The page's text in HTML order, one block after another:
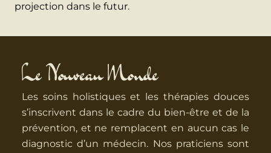
projection dans le futur.
Le Nouveau Monde
Les soins holistiques et les thérapies douces
s’inscrivent dans le cadre du bien-être et de la
prévention, et ne remplacent en aucun cas le
diagnostic d’un médecin. Nos praticiens sont